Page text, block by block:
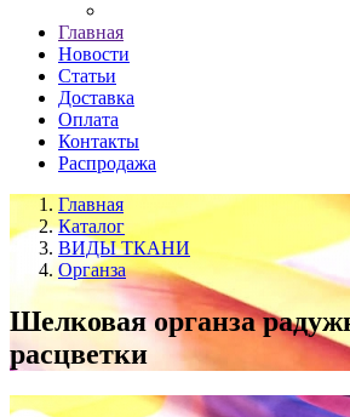
Главная
Новости
Статьи
Доставка
Оплата
Контакты
Распродажа
Главная
Каталог
ВИДЫ ТКАНИ
Органза
Шелковая органза
расцветки